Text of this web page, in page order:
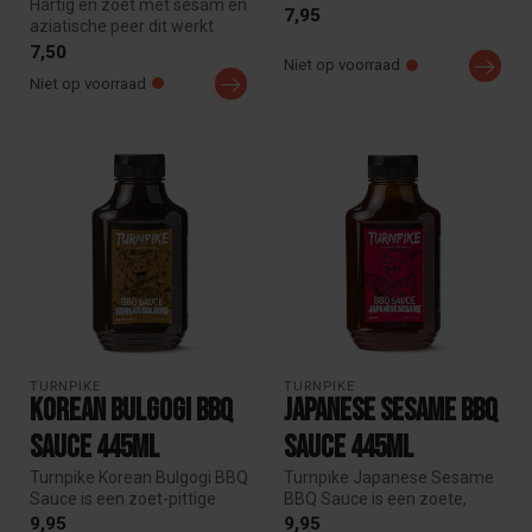
Hartig en zoet met sesam en
aziatische peer dit werkt
verbazingwekkend goed met
7,50
Niet op voorraad
burgers, BBQ en meer. Rijk
7,95
Niet op voorraad
TURNPIKE
Korean Bulgogi BBQ
Sauce 445ml
Turnpike Korean Bulgogi BBQ
Sauce is een zoet-pittige
Koreaanse saus met een
9,95
TURNPIKE
Japanese Sesame BBQ
Sauce 445ml
Turnpike Japanese Sesame
BBQ Sauce is een zoete,
nootachtige sesamsaus met
9,95